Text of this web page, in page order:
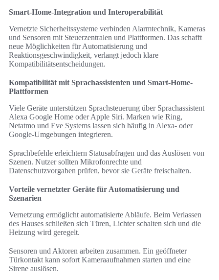
Smart-Home-Integration und Interoperabilität
Vernetzte Sicherheitssysteme verbinden Alarmtechnik, Kameras
und Sensoren mit Steuerzentralen und Plattformen. Das schafft
neue Möglichkeiten für Automatisierung und
Reaktionsgeschwindigkeit, verlangt jedoch klare
Kompatibilitätsentscheidungen.
Kompatibilität mit Sprachassistenten und Smart-Home-
Plattformen
Viele Geräte unterstützen Sprachsteuerung über Sprachassistent
Alexa Google Home oder Apple Siri. Marken wie Ring,
Netatmo und Eve Systems lassen sich häufig in Alexa- oder
Google-Umgebungen integrieren.
Sprachbefehle erleichtern Statusabfragen und das Auslösen von
Szenen. Nutzer sollten Mikrofonrechte und
Datenschutzvorgaben prüfen, bevor sie Geräte freischalten.
Vorteile vernetzter Geräte für Automatisierung und
Szenarien
Vernetzung ermöglicht automatisierte Abläufe. Beim Verlassen
des Hauses schließen sich Türen, Lichter schalten sich und die
Heizung wird geregelt.
Sensoren und Aktoren arbeiten zusammen. Ein geöffneter
Türkontakt kann sofort Kameraaufnahmen starten und eine
Sirene auslösen.